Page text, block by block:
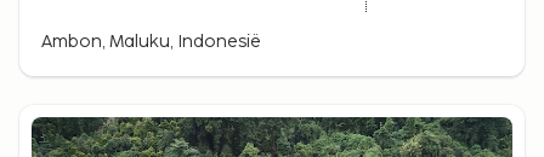
Ambon, Maluku, Indonesië